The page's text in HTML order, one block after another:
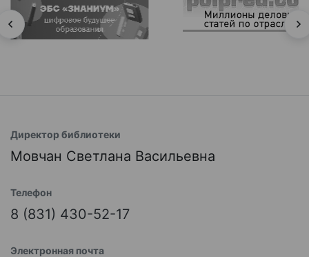
Директор библиотеки
Мовчан Светлана Васильевна
Телефон
8 (831) 430-52-17
Электронная почта